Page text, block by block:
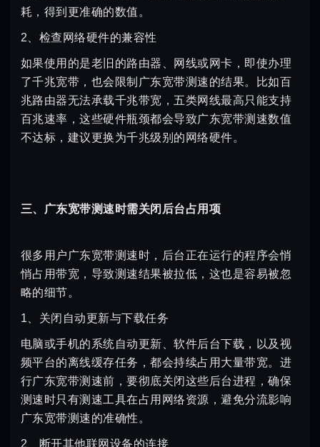
耗，得到更准确的数值。
2、检查网络硬件的兼容性
如果使用的是老旧的路由器、网线或网卡，即使办理
了千兆宽带，也会限制广东宽带测速的结果。比如百
兆路由器无法承载千兆带宽，五类网线最高只能支持
百兆速率，这些硬件瓶颈都会导致广东宽带测速数值
不达标，建议更换为千兆级别的网络硬件。
三、广东宽带测速时需关闭后台占用项
很多用户广东宽带测速时，后台正在运行的程序会悄
悄占用带宽，导致测速结果被拉低，这也是容易被忽
略的细节。
1、关闭自动更新与下载任务
电脑或手机的系统自动更新、软件后台下载，以及视
频平台的离线缓存任务，都会持续占用大量带宽。进
行广东宽带测速前，要彻底关闭这些后台进程，确保
测速时只有测速工具在占用网络资源，避免分流影响
广东宽带测速的准确性。
2、断开其他联网设备的连接